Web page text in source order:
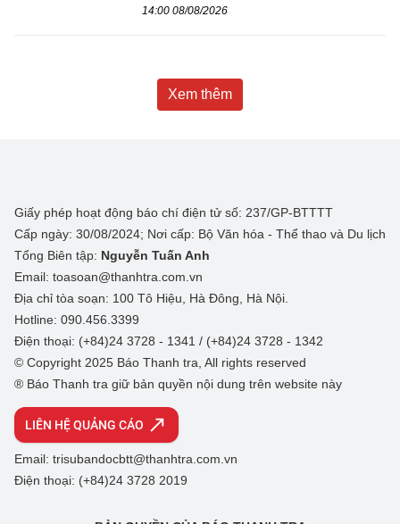
14:00 08/08/2026
Xem thêm
Giấy phép hoạt động báo chí điện tử số: 237/GP-BTTTT
Cấp ngày: 30/08/2024; Nơi cấp: Bộ Văn hóa - Thể thao và Du lịch
Tổng Biên tập: Nguyễn Tuấn Anh
Email: toasoan@thanhtra.com.vn
Địa chỉ tòa soạn: 100 Tô Hiệu, Hà Đông, Hà Nội.
Hotline: 090.456.3399
Điện thoại: (+84)24 3728 - 1341 / (+84)24 3728 - 1342
© Copyright 2025 Báo Thanh tra, All rights reserved
® Báo Thanh tra giữ bản quyền nội dung trên website này
LIÊN HỆ QUẢNG CÁO
Email: trisubandocbtt@thanhtra.com.vn
Điện thoại: (+84)24 3728 2019